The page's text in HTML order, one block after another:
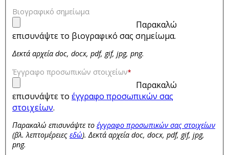
Βιογραφικό σημείωμα
Παρακαλώ
επισυνάψτε το βιογραφικό σας σημείωμα.
Δεκτά αρχεία doc, docx, pdf, gif, jpg, png.
Έγγραφο προσωπικών στοιχείων*
Παρακαλώ
επισυνάψτε το έγγραφο προσωπικών σας
στοιχείων.
Παρακαλώ επισυνάψτε το έγγραφο προσωπικών σας στοιχείων
(βλ. λεπτομέρειες εδώ). Δεκτά αρχεία doc, docx, pdf, gif, jpg,
png.